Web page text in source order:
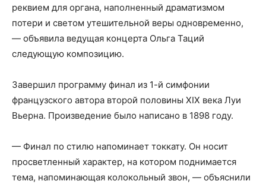
реквием для органа, наполненный драматизмом
потери и светом утешительной веры одновременно,
— объявила ведущая концерта Ольга Таций
следующую композицию.
Завершил программу финал из 1-й симфонии
французского автора второй половины XIX века Луи
Вьерна. Произведение было написано в 1898 году.
— Финал по стилю напоминает токкату. Он носит
просветленный характер, на котором поднимается
тема, напоминающая колокольный звон, — объяснили